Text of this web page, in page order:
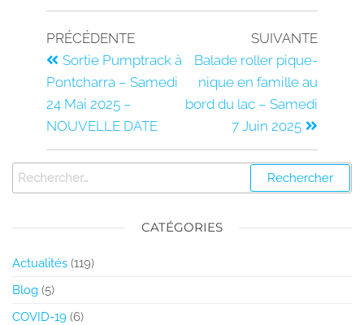
PRÉCÉDENTE
Sortie Pumptrack à
Pontcharra – Samedi
24 Mai 2025 –
NOUVELLE DATE
SUIVANTE
Balade roller pique-
nique en famille au
bord du lac – Samedi
7 Juin 2025
CATÉGORIES
Actualités (119)
Blog (5)
COVID-19 (6)